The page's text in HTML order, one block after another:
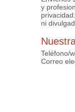
y
ni
Teléfono/
Correo